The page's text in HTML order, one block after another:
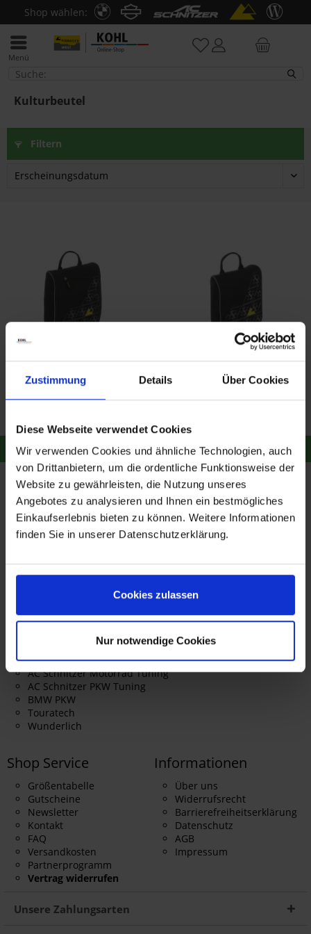
Zustimmung Details Über Cookies
Diese Webseite verwendet Cookies
Wir verwenden Cookies und ähnliche Technologien, auch
von Drittanbietern, um die ordentliche Funktionsweise der
Website zu gewährleisten, die Nutzung unseres
Angebotes zu analysieren und Ihnen ein bestmögliches
Einkaufserlebnis bieten zu können. Weitere Informationen
finden Sie in unserer Datenschutzerklärung.
Cookies zulassen
Nur notwendige Cookies
Shop wählen:
Menü
Kulturbeutel
Kulturbeutel
Filtern
Kulturtasche Touratech
TRAVEL
49,90 €
Zum Produkt
Kulturtasche Touratech
TOUR
44,90 €
Zum Produkt
Service
E-Mail:shop@kohl.de
Montag - Donnerstag: 9 - 16 Uhr
Themenwelten
BMW Motorrad
Harley Davidson
AC Schnitzer Motorrad Tuning
AC Schnitzer PKW Tuning
BMW PKW
Touratech
Wunderlich
Shop Service
Größentabelle
Gutscheine
Newsletter
Kontakt
FAQ
Versandkosten
Partnerprogramm
Vertrag widerrufen
Informationen
Über uns
Widerrufsrecht
Barrierefreiheitserklärung
Datenschutz
AGB
Impressum
Unsere Zahlungsarten